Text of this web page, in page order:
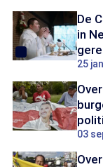
De
in
25
03